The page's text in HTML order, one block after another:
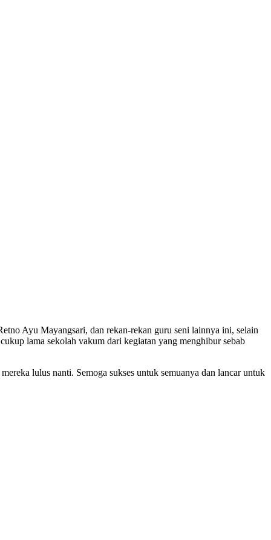
Ayu Mayangsari, dan rekan-rekan guru seni lainnya ini, selain
lama sekolah vakum dari kegiatan yang menghibur sebab
lulus nanti. Semoga sukses untuk semuanya dan lancar untuk